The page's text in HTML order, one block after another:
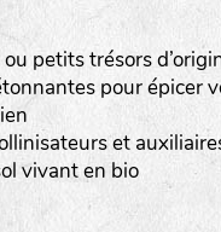
petits trésors
pour épicer
et
vivant en bio
E
: Engrais
L: Légumes
A:
BEL : Code de la
20 : Année de